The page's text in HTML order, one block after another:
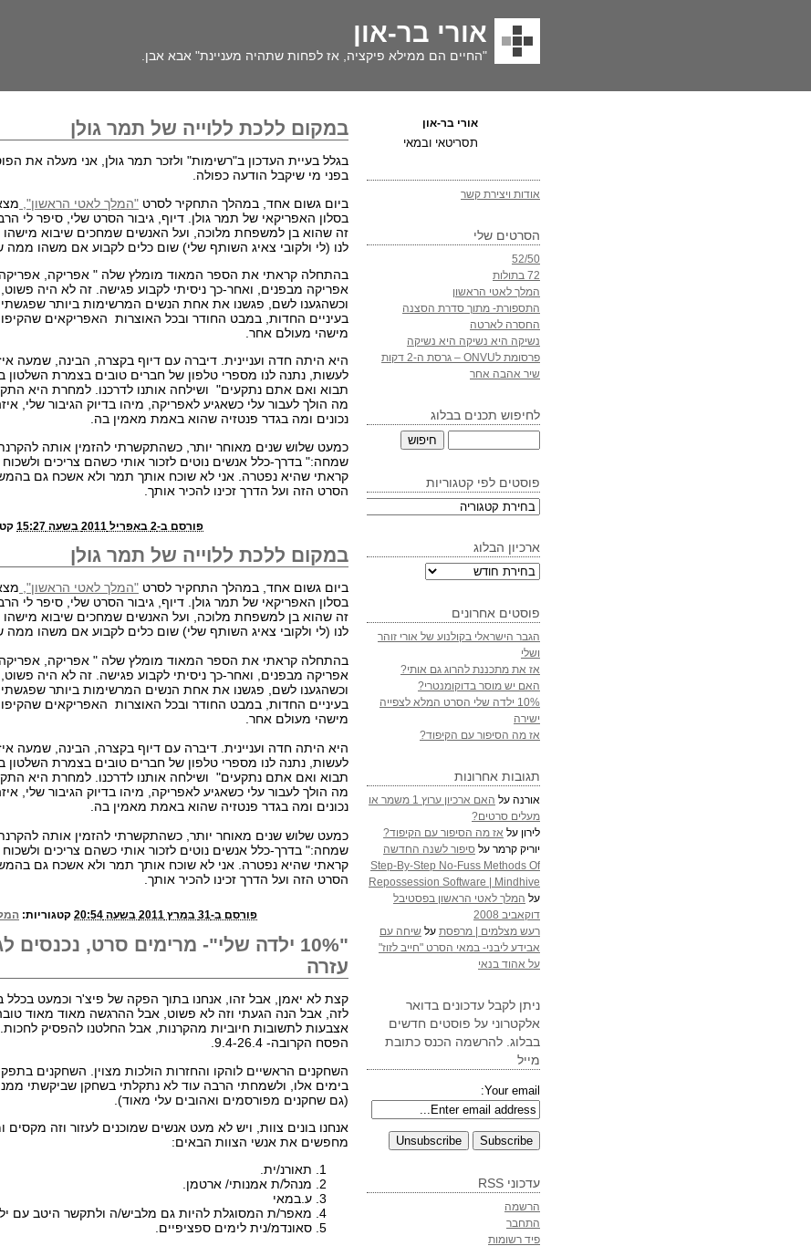
אורי בר-און
"החיים הם ממילא פיקציה, אז לפחות שתהיה מעניינת" אבא אבן.
במקום ללכת ללוייה של תמר גולן
בגלל בעיית העדכון ב"רשימות" ולזכר תמר גולן, אני מעלה את
בפני מי שיקבל הודעה כפולה.
ביום גשום אחד, במהלך התחקיר לסרט "המלך לאטי הראשון",
בסלון האפריקאי של תמר גולן. דיוף, גיבור הסרט שלי, סיפר לי
זה שהוא בן למשפחת מלוכה, ועל האנשים שמחכים שיבוא מישהו
לנו (לי ולקובי צאיג השותף שלי) שום כלים לקבוע אם משהו ממה
בהתחלה קראתי את הספר המאוד מומלץ שלה " אפריקה,
אפריקה מבפנים, ואחר-כך ניסיתי לקבוע פגישה. זה לא היה
וכשהגענו לשם, פגשנו את אחת הנשים המרשימות ביותר
בעיניים החדות, במבט החודר ובכל האוצרות האפריקאים
מישהי מעולם אחר.
היא היתה חדה ועניינית. דיברה עם דיוף בקצרה, הבינה, שמעה
לעשות, נתנה לנו מספרי טלפון של חברים טובים בצמרת השלטון
תבוא ואם אתם נתקעים" ושילחה אותנו לדרכנו. למחרת היא
מה הולך לעבור עלי כשאגיע לאפריקה, מיהו בדיוק הגיבור שלי,
נכונים ומה בגדר פנטזיה שהוא באמת מאמין בה.
כמעט שלוש שנים מאוחר יותר, כשהתקשרתי להזמין אותה
שמחה:" בדרך-כלל אנשים נוטים לזכור אותי כשהם צריכים
קראתי שהיא נפטרה. אני לא שוכח אותך תמר ולא אשכח גם
הסרט הזה ועל הדרך זכינו להכיר אותך.
פורסם ב-2 באפריל 2011 בשעה 15:27
במקום ללכת ללוייה של תמר גולן
ביום גשום אחד, במהלך התחקיר לסרט "המלך לאטי הראשון",
בסלון האפריקאי של תמר גולן. דיוף, גיבור הסרט שלי, סיפר לי
זה שהוא בן למשפחת מלוכה, ועל האנשים שמחכים שיבוא מישהו
לנו (לי ולקובי צאיג השותף שלי) שום כלים לקבוע אם משהו ממה
בהתחלה קראתי את הספר המאוד מומלץ שלה " אפריקה,
אפריקה מבפנים, ואחר-כך ניסיתי לקבוע פגישה. זה לא היה
וכשהגענו לשם, פגשנו את אחת הנשים המרשימות ביותר
בעיניים החדות, במבט החודר ובכל האוצרות האפריקאים
מישהי מעולם אחר.
היא היתה חדה ועניינית. דיברה עם דיוף בקצרה, הבינה, שמעה
לעשות, נתנה לנו מספרי טלפון של חברים טובים בצמרת השלטון
תבוא ואם אתם נתקעים" ושילחה אותנו לדרכנו. למחרת היא
מה הולך לעבור עלי כשאגיע לאפריקה, מיהו בדיוק הגיבור שלי,
נכונים ומה בגדר פנטזיה שהוא באמת מאמין בה.
כמעט שלוש שנים מאוחר יותר, כשהתקשרתי להזמין אותה
שמחה:" בדרך-כלל אנשים נוטים לזכור אותי כשהם צריכים
קראתי שהיא נפטרה. אני לא שוכח אותך תמר ולא אשכח גם
הסרט הזה ועל הדרך זכינו להכיר אותך.
פורסם ב-31 במרץ 2011 בשעה 20:54 קטגוריות:
"10% ילדה שלי"- מרימים סרט, נכנסים
עזרה
קצת לא יאמן, אבל זהו, אנחנו בתוך הפקה של פיצ'ר וכמעט בכלל
לזה, אבל הנה הגעתי וזה לא פשוט, אבל ההרגשה מאוד מאוד
אצבעות לתשובות חיוביות מהקרנות, אבל החלטנו להפסיק
הפסח הקרובה- 9.4-26.4.
השחקנים הראשיים לוהקו והחזרות הולכות מצוין. השחקנים
בימים אלו, ולשמחתי הרבה עוד לא נתקלתי בשחקן שביקשתי
(גם שחקנים מפורסמים ואהובים עלי מאוד).
אנחנו בונים צוות, ויש לא מעט אנשים שמוכנים לעזור וזה מקסים
מחפשים את אנשי הצוות הבאים:
תאורנ/ית.
מנהל/ת אמנותי/ ארטמן.
ע.במאי
מאפר/ת המסוגלת להיות גם מלביש/ה ולתקשר היטב עם
סאונדמ/נית לימים ספציפיים.
אורי בר-און
תסריטאי ובמאי
אודות ויצירת קשר
הסרטים שלי
52/50
72 בתולות
המלך לאטי הראשון
התספורת- מתוך סדרת הסצנה
החסרה לארטה
נשיקה היא נשיקה היא נשיקה
פרסומת לONVU – גרסת ה-2 דקות
שיר אהבה אחר
לחיפוש תכנים בבלוג
פוסטים לפי קטגוריות
פוסטים
קטגוריות
ארכיון הבלוג
ארכיון
פוסטים אחרונים
הגבר הישראלי בקולנוע של אורי זוהר
ושלי
אז את מתכננת להרוג גם אותי?
האם יש מוסר בדוקומנטרי?
10% ילדה שלי הסרט המלא לצפייה
ישירה
אז מה הסיפור עם הקיפוד?
תגובות אחרונות
אורנה על
האם ארכיון ערוץ 1 משמר או
מעלים סרטים?
לירון על אז מה הסיפור עם הקיפוד?
יוריק קרמר על סיפור לשנה החדשה
Step-By-Step No-Fuss Methods Of
Repossession Software | Mindhive
על המלך לאטי הראשון בפסטיבל
דוקאביב 2008
רעש מצלמים | מרפסת על שיחה עם
אבידע ליבני- במאי הסרט "חייב לזוז"
על אהוד בנאי
ניתן לקבל עדכונים בדואר
אלקטרוני על פוסטים חדשים
בבלוג. להרשמה הכנס כתובת
מייל
Your email:
עדכוני RSS
הרשמה
התחבר
פיד רשומות